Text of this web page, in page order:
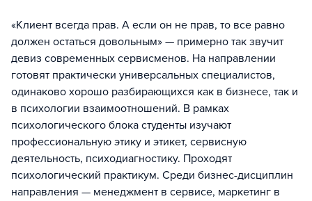
«Клиент всегда прав. А если он не прав, то все равно
должен остаться довольным» — примерно так звучит
девиз современных сервисменов. На направлении
готовят практически универсальных специалистов,
одинаково хорошо разбирающихся как в бизнесе, так и
в психологии взаимоотношений. В рамках
психологического блока студенты изучают
профессиональную этику и этикет, сервисную
деятельность, психодиагностику. Проходят
психологический практикум. Среди бизнес-дисциплин
направления — менеджмент в сервисе, маркетинг в